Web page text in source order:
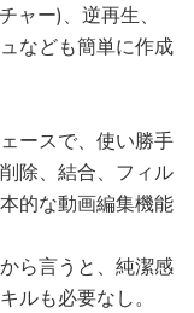
ャー)、逆再生、
なども簡単に作成
ースで、使い勝手
除、結合、フィル
的な動画編集機能
ら言うと、純潔感
ルも必要なし。